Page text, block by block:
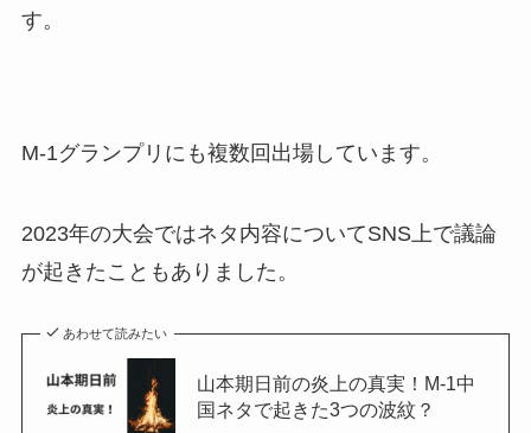
す。
M-1グランプリにも複数回出場しています。
2023年の大会ではネタ内容についてSNS上で議論
が起きたこともありました。
あわせて読みたい
山本期日前の炎上の真実！M-1中
国ネタで起きた3つの波紋？